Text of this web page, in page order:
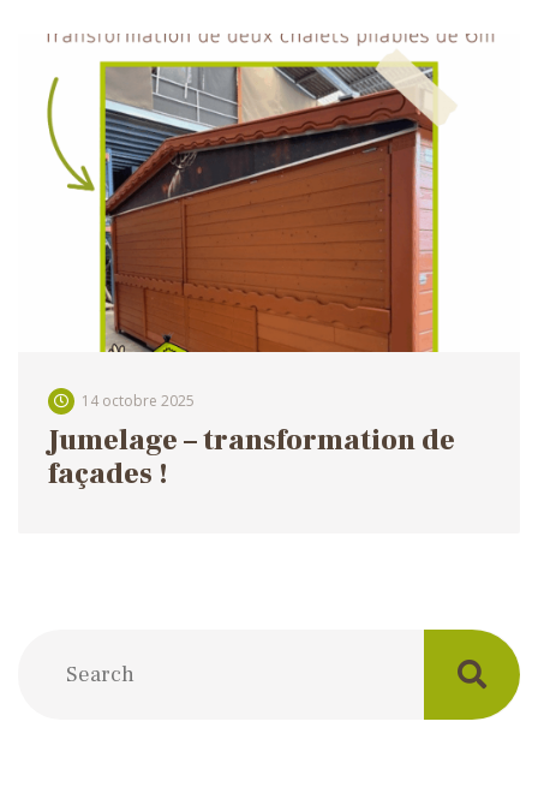
14 octobre 2025
Jumelage – transformation de
façades !